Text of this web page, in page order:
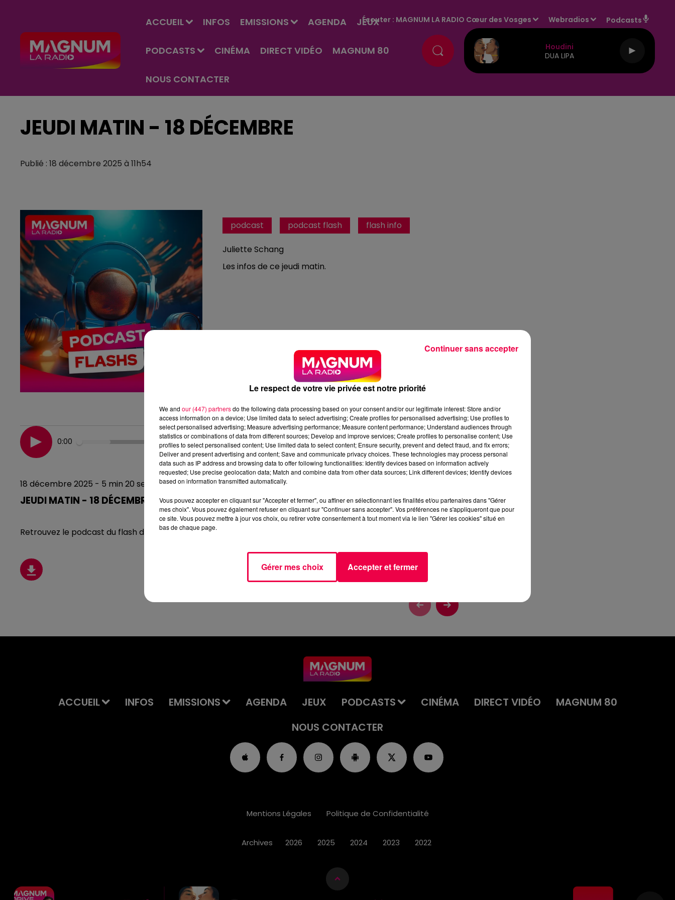
ACCUEIL INFOS EMISSIONS AGENDA JEUX
PODCASTS CINÉMA DIRECT VIDÉO MAGNUM 80
NOUS CONTACTER
Écouter : MAGNUM LA RADIO Cœur des Vosges Webradios Podcasts
Houdini
DUA LIPA
JEUDI MATIN - 18 DÉCEMBRE
Publié : 18 décembre 2025 à 11h54
podcast podcast flash flash info
Juliette Schang
Les infos de ce jeudi matin.
0:00 5 min 20 sec
18 décembre 2025 - 5 min 20 sec
JEUDI MATIN - 18 DÉCEMBRE
Retrouvez le podcast du flash de ce jeudi 18 décembre, matin.
ACCUEIL INFOS EMISSIONS AGENDA JEUX PODCASTS CINÉMA DIRECT VIDÉO
MAGNUM 80
NOUS CONTACTER
Mentions Légales Politique de Confidentialité
Archives 2026 2025 2024 2023 2022
Le respect de votre vie privée est notre priorité
We and our (447) partnersdo the following data processing based on your consent and/or our legitimate interest: Store and/or
access information on a device; Use limited data to select advertising; Create profiles for personalised advertising; Use profiles to
select personalised advertising; Measure advertising performance; Measure content performance; Understand audiences through
statistics or combinations of data from different sources; Develop and improve services; Create profiles to personalise content; Use
profiles to select personalised content; Use limited data to select content; Ensure security, prevent and detect fraud, and fix errors;
Deliver and present advertising and content; Save and communicate privacy choices. These technologies may process personal
data such as IP address and browsing data to offer following functionalities: Identify devices based on information actively
requested; Use precise geolocation data; Match and combine data from other data sources; Link different devices; Identify devices
based on information transmitted automatically.
Vous pouvez accepter en cliquant sur "Accepter et fermer", ou affiner en sélectionnant les finalités et/ou partenaires dans "Gérer
mes choix". Vous pouvez également refuser en cliquant sur "Continuer sans accepter". Vos préférences ne s'appliqueront que pour
ce site. Vous pouvez mettre à jour vos choix, ou retirer votre consentement à tout moment via le lien "Gérer les cookies" situé en
bas de chaque page.
Gérer mes choix Accepter et fermer
Continuer sans accepter